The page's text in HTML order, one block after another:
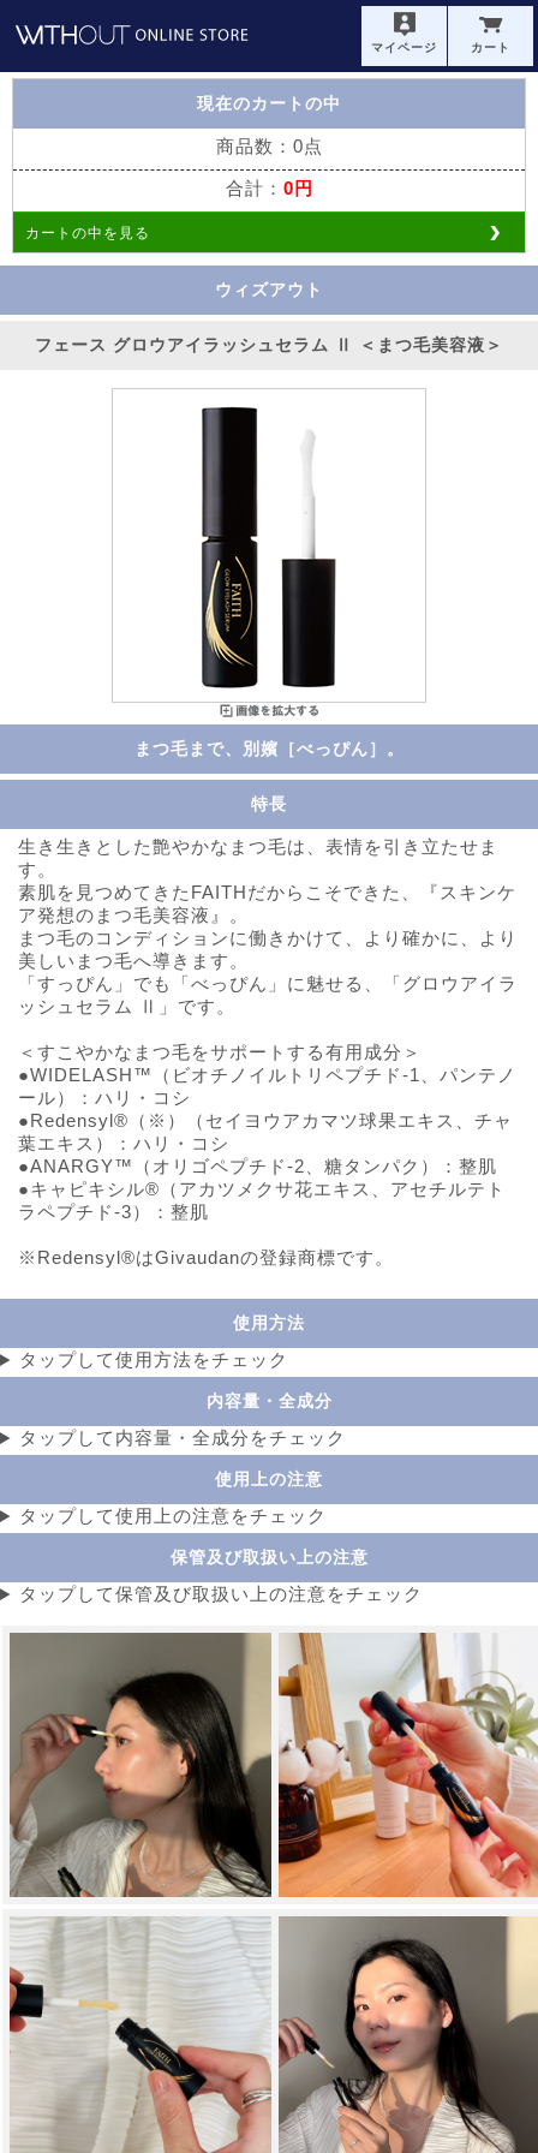
マイページ カート
現在のカートの中
商品数：0点
合計： 0円
カートの中を見る
ウィズアウト
フェース グロウアイラッシュセラム Ⅱ ＜まつ毛美容液＞
まつ毛まで、別嬪［べっぴん］。
特長
生き生きとした艶やかなまつ毛は、表情を引き立たせま
す。
素肌を見つめてきたFAITHだからこそできた、『スキンケ
ア発想のまつ毛美容液』。
まつ毛のコンディションに働きかけて、より確かに、より
美しいまつ毛へ導きます。
「すっぴん」でも「べっぴん」に魅せる、「グロウアイラ
ッシュセラム Ⅱ」です。
＜すこやかなまつ毛をサポートする有用成分＞
●WIDELASH™（ビオチノイルトリペプチド-1、パンテノ
ール）：ハリ・コシ
●Redensyl®（※）（セイヨウアカマツ球果エキス、チャ
葉エキス）：ハリ・コシ
●ANARGY™（オリゴペプチド-2、糖タンパク）：整肌
●キャピキシル®（アカツメクサ花エキス、アセチルテト
ラペプチド-3）：整肌
※Redensyl®はGivaudanの登録商標です。
使用方法
タップして使用方法をチェック
内容量・全成分
タップして内容量・全成分をチェック
使用上の注意
タップして使用上の注意をチェック
保管及び取扱い上の注意
タップして保管及び取扱い上の注意をチェック